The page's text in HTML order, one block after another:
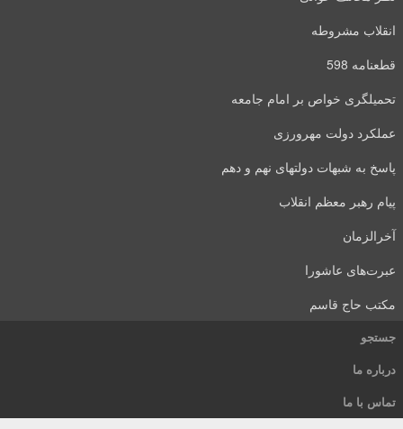
انقلاب مشروطه
قطعنامه 598
تحمیلگری خواص بر امام جامعه
عملکرد دولت مهرورزی
پاسخ به شبهات دولتهای نهم و دهم
پیام رهبر معظم انقلاب
آخرالزمان
عبرت‌های عاشورا
مکتب حاج قاسم
جستجو
درباره ما
تماس با ما